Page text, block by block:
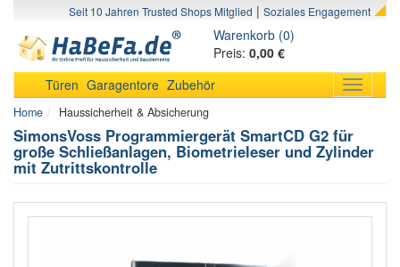
Seit 10 Jahren Trusted Shops Mitglied | Soziales Engagement
Warenkorb (0)
Preis: 0,00 €
Toggle
Türen Garagentore Zubehör
Home Haussicherheit & Absicherung
SimonsVoss Programmiergerät SmartCD G2 für
große Schließanlagen, Biometrieleser und Zylinder
mit Zutrittskontrolle